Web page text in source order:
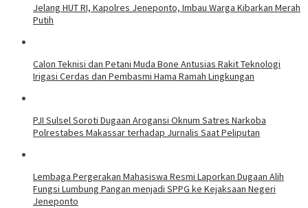
Jelang HUT RI, Kapolres Jeneponto, Imbau Warga Kibarkan Merah
Putih
Calon Teknisi dan Petani Muda Bone Antusias Rakit Teknologi
Irigasi Cerdas dan Pembasmi Hama Ramah Lingkungan
PJI Sulsel Soroti Dugaan Arogansi Oknum Satres Narkoba
Polrestabes Makassar terhadap Jurnalis Saat Peliputan
Lembaga Pergerakan Mahasiswa Resmi Laporkan Dugaan Alih
Fungsi Lumbung Pangan menjadi SPPG ke Kejaksaan Negeri
Jeneponto